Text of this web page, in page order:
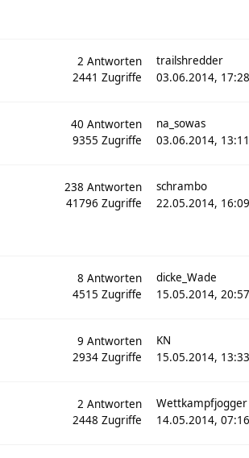
2Antworten
2441Zugriffe
trailshredder
03.06.2014, 17:28
40Antworten
9355Zugriffe
na_sowas
03.06.2014, 13:11
238Antworten
41796Zugriffe
schrambo
22.05.2014, 16:09
8Antworten
4515Zugriffe
dicke_Wade
15.05.2014, 20:57
9Antworten
2934Zugriffe
KN
15.05.2014, 13:33
2Antworten
2448Zugriffe
Wettkampfjogger
14.05.2014, 07:16